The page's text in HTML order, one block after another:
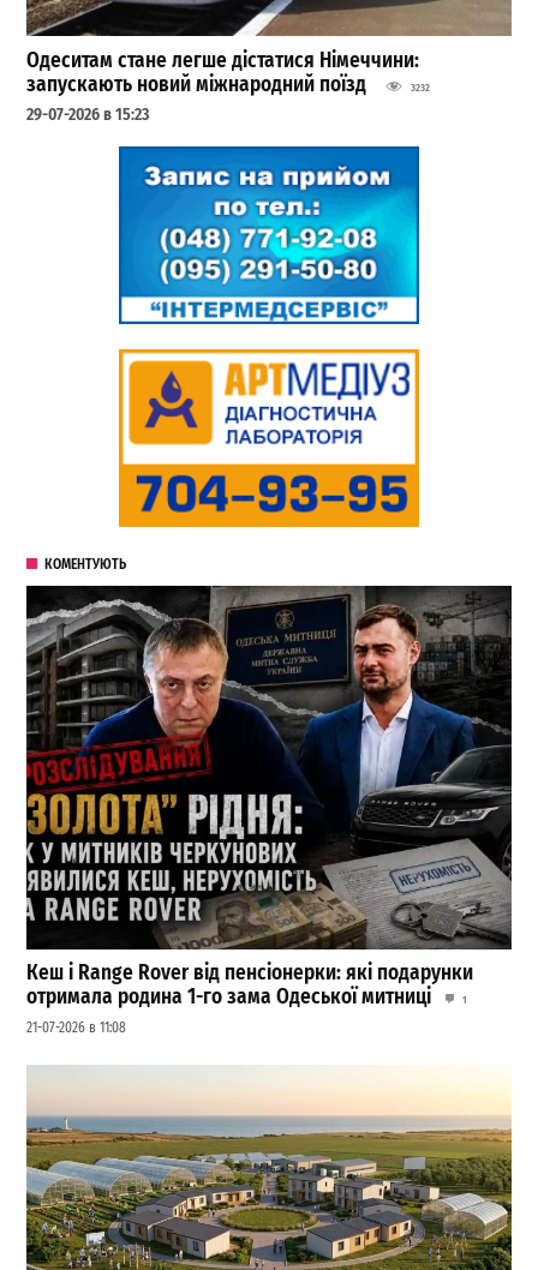
Одеситам стане легше дістатися Німеччини:
запускають новий міжнародний поїзд
3232
29-07-2026 в 15:23
КОМЕНТУЮТЬ
Кеш і Range Rover від пенсіонерки: які подарунки
отримала родина 1-го зама Одеської митниці
1
21-07-2026 в 11:08